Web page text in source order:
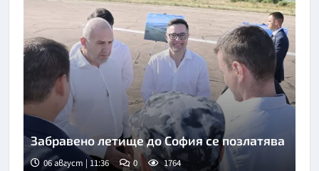
Забравено летище до София се позлатява
06 август | 11:36 0 1764